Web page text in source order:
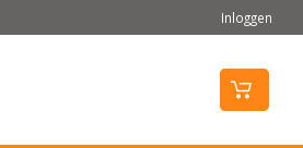
Inloggen